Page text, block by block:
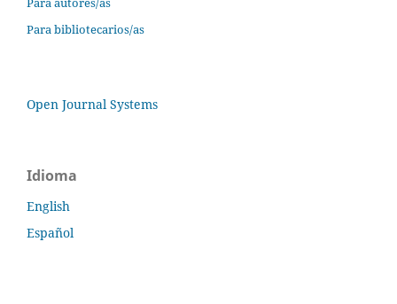
Para bibliotecarios/as
Open Journal Systems
Idioma
English
Español